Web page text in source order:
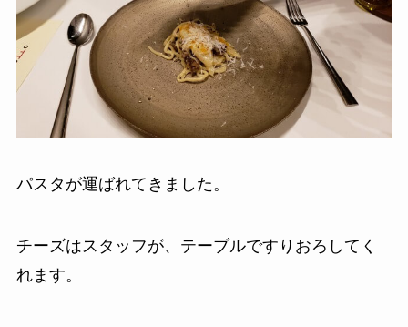
パスタが運ばれてきました。
チーズはスタッフが、テーブルですりおろしてく
れます。